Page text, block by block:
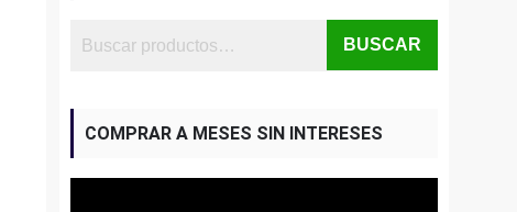
BUSCAR
COMPRAR A MESES SIN INTERESES